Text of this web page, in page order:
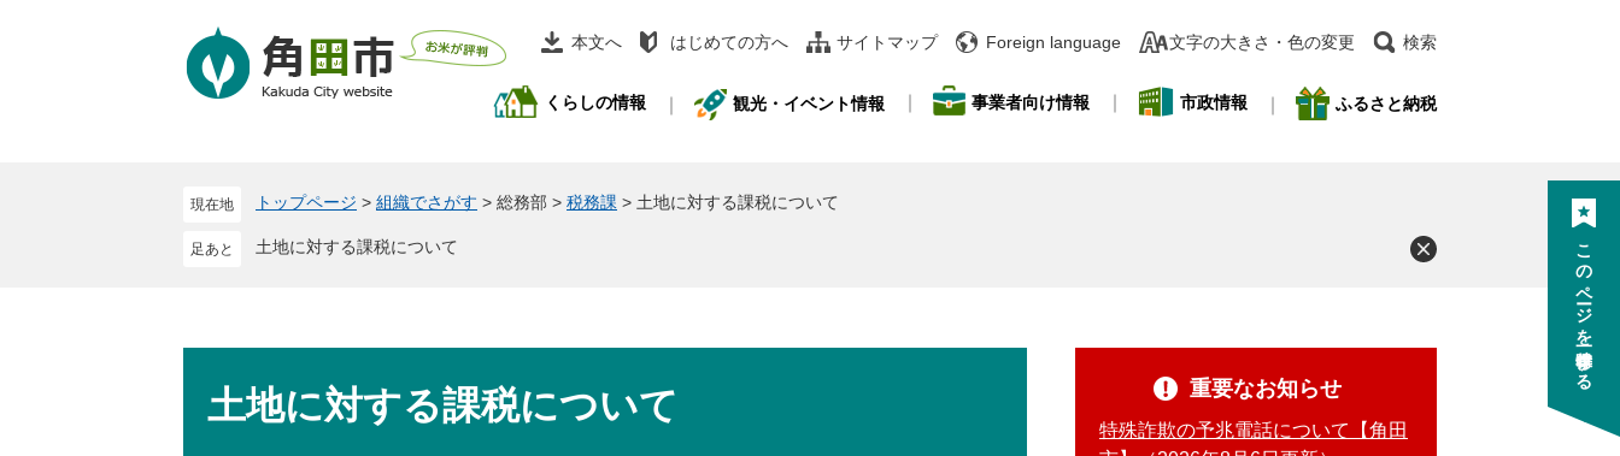
本文へ はじめての方へ サイトマップ Foreign language 文字の大きさ・色の変更 検索
くらしの情報 観光・イベント情報 事業者向け情報 市政情報 ふるさと納税
現在地 トップページ > 組織でさがす > 総務部 > 税務課 > 土地に対する課税について
土地に対する課税について
土地に対する課税について 重要なお知らせ
特殊詐欺の予兆電話について【角田
このページを一時保存する